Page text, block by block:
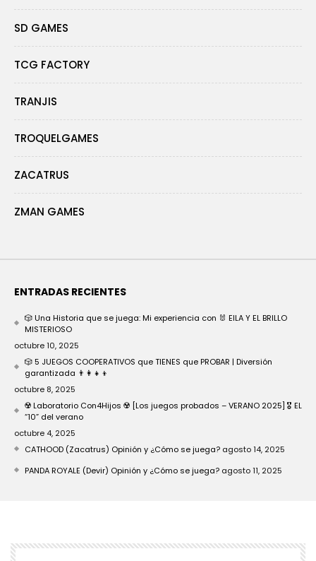
SD GAMES
TCG FACTORY
TRANJIS
TROQUELGAMES
ZACATRUS
ZMAN GAMES
ENTRADAS RECIENTES
🎲 Una Historia que se juega: Mi experiencia con 🐰 EILA Y EL BRILLO
MISTERIOSO
octubre 10, 2025
🎲 5 JUEGOS COOPERATIVOS que TIENES que PROBAR | Diversión
garantizada 👨‍👩‍👧‍👦
octubre 8, 2025
☢️ Laboratorio Con4Hijos ☢️ [Los juegos probados – VERANO 2025] 🎖️ EL
“10” del verano
octubre 4, 2025
CATHOOD (Zacatrus) Opinión y ¿Cómo se juega? agosto 14, 2025
PANDA ROYALE (Devir) Opinión y ¿Cómo se juega? agosto 11, 2025